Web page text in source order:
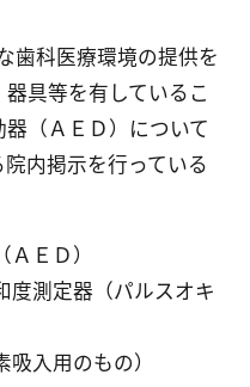
歯科医療環境の提供を
具等を有しているこ
（ＡＥＤ）について
内掲示を行っている
ＥＤ）
度測定器（パルスオキ
入用のもの）